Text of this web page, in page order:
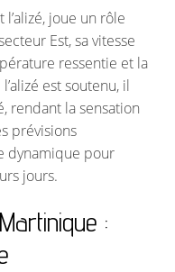
joue un rôle
Est, sa vitesse
ressentie et la
est soutenu, il
rendant la sensation
prévisions
dynamique pour
jours.
: